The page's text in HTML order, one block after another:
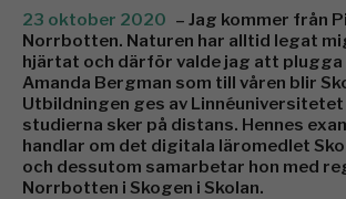
23 oktober 2020 – Jag kommer från
Norrbotten. Naturen har alltid legat
hjärtat och därför valde jag att plugga
Amanda Bergman som till våren blir
Utbildningen ges av Linnéuniversitetet
studierna sker på distans. Hennes
handlar om det digitala läromedlet
och dessutom samarbetar hon med
Norrbotten i Skogen i Skolan.